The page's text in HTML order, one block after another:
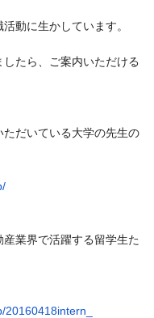
動に生かしています。
たら、
ご案内いただける
ただいている大学の先生の
業界で活躍する留学生た
20160418intern_